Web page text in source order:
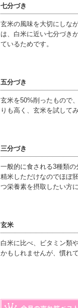
七分づき
玄米の風味を大切にしな
は、白米に近い七分づき
ているためです。
五分づき
玄米を50%削ったもので
りも高く、玄米を試して
三分づき
一般的に食される3種類
精米しただけなのでほぼ
つ栄養素を摂取したい方
玄米
白米に比べ、ビタミン類
かもしれませんが、慣れ